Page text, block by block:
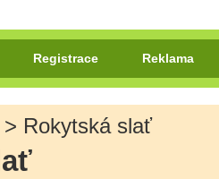
Registrace Reklama
> Rokytská slať